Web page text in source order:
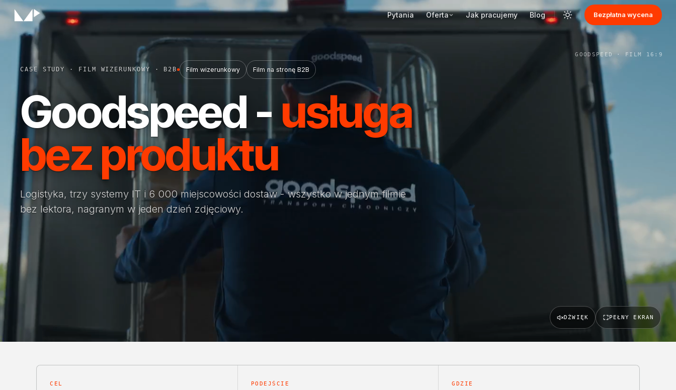
GOODSPEED · FILM 16:9
CASE STUDY · FILM WIZERUNKOWY · B2B Film wizerunkowy Film na stronę B2B
Goodspeed - usługa
bez produktu
Logistyka, trzy systemy IT i 6 000 miejscowości dostaw - wszystko w jednym filmie
bez lektora, nagranym w jeden dzień zdjęciowy.
DŹWIĘK PEŁNY EKRAN
CEL PODEJŚCIE GDZIE
Pytania Oferta Jak pracujemy Blog Bezpłatna wycena